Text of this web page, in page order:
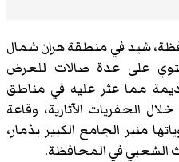
شيد في منطقة هران شمال
سنة 2002م، ويحتوي على عدة صالات للعرض
مما عثر عليه في مناطق
الحفريات الآثارية، وقاعة
منبر الجامع الكبير بذمار،
الشعبي في المحافظة.